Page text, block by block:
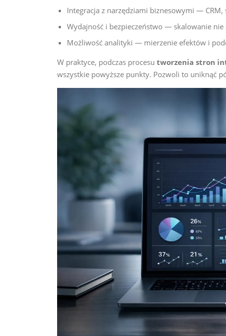
Integracja z narzędziami biznesowymi —
Wydajność i bezpieczeństwo — skalowanie nie
Możliwość analityki — mierzenie efektów i
W praktyce, podczas procesu tworzenia stron
wszystkie powyższe punkty. Pozwoli to uniknąć